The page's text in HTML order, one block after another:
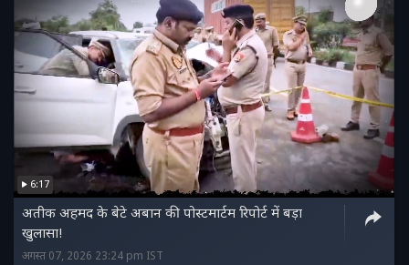
6:17
अतीक अहमद के बेटे अबान की पोस्टमार्टम रिपोर्ट में बड़ा
खुलासा!
अगस्त 07, 2026 23:24 pm IST